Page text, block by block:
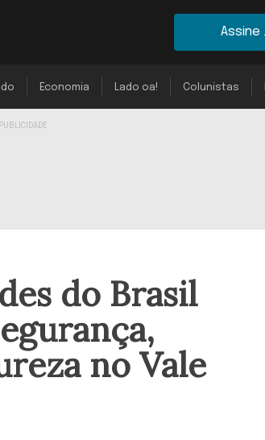
Assine
Economia Lado oa! Colunistas
do Brasil
no Vale